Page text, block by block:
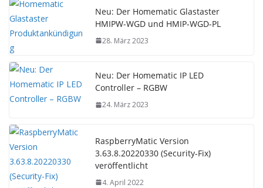
Neu: Der Homematic Glastaster
HMIPW-WGD und HMIP-WGD-PL
28. März 2023
Neu: Der Homematic IP LED
Controller – RGBW
24. März 2023
RaspberryMatic Version
3.63.8.20220330 (Security-Fix)
veröffentlicht
4. April 2022